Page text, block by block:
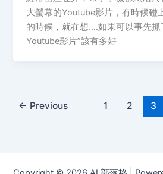
大螢幕的Youtube影片，有時候碰
的時候，就在想….如果可以事先抓
Youtube影片”該有多好
← Previous 1 2 3